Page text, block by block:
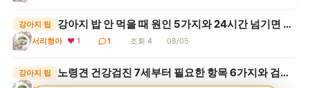
강아지 팁 강아지 밥 안 먹을 때 원인 5가지와 24시간 넘기면 안 되는 이유
서리형아 ❤ 1 1 조회 4 08/05
강아지 팁 노령견 건강검진 7세부터 필요한 항목 6가지와 검사 주기